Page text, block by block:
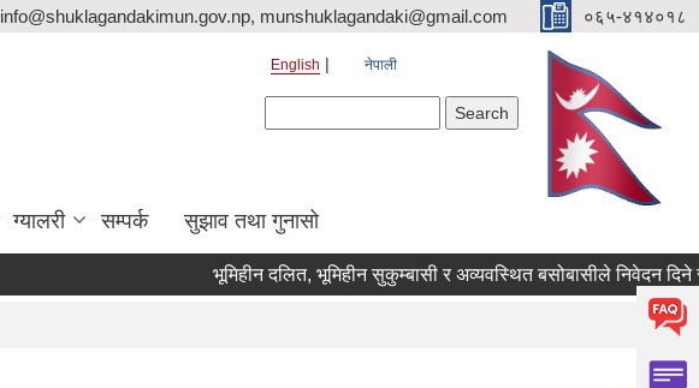
info@shuklagandakimun.gov.np, munshuklagandaki@gmail.com ०६५-४१४०१८
English नेपाली
ग्यालरी सम्पर्क सुझाव तथा गुनासो
भूमिहीन दलित, भूमिहीन सुकुम्बासी र अव्यवस्थित बसोबासीले निवेदन दिने